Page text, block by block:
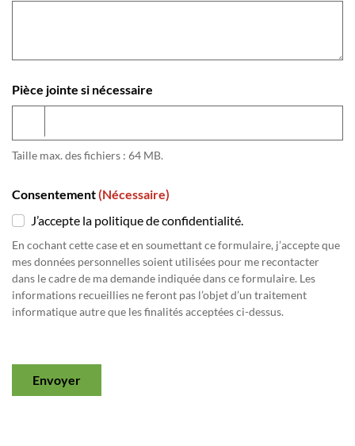
Pièce jointe si nécessaire
Taille max. des fichiers : 64 MB.
Consentement(Nécessaire)
J’accepte la politique de confidentialité.
En cochant cette case et en soumettant ce formulaire, j’accepte que
mes données personnelles soient utilisées pour me recontacter
dans le cadre de ma demande indiquée dans ce formulaire. Les
informations recueillies ne feront pas l’objet d’un traitement
informatique autre que les finalités acceptées ci-dessus.
Envoyer